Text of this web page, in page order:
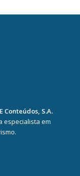
Conteúdos, S.A.
especialista em